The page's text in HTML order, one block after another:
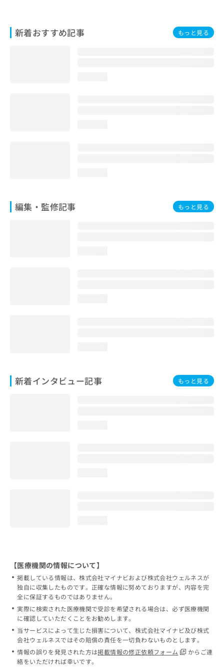
新着おすすめ記事 もっと見る
編集・監修記事 もっと見る
新着インタビュー記事 もっと見る
い
合
【医療機関の情報について】
掲載している情報は、株式会社マイナビおよび株式会社ウェルネスが
独自に収集したものです。正確な情報に努めておりますが、内容を完
全に保証するものではありません。
実際に検索された医療機関で受診を希望される場合は、必ず医療機関
に確認していただくことをお勧めします。
当サービスによって生じた損害について、株式会社マイナビ及び株式
会社ウェルネスではその賠償の責任を一切負わないものとします。
情報の誤りを発見された方は掲載情報の修正依頼フォーム
からご連
絡をいただければ幸いです。